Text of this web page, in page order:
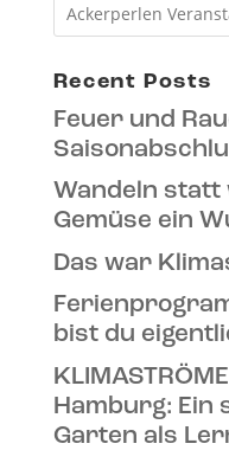
Recent Posts
Feuer und
Wandeln statt
Gemüse ein
Das war
bist du
Hamburg: Ein
Garten als